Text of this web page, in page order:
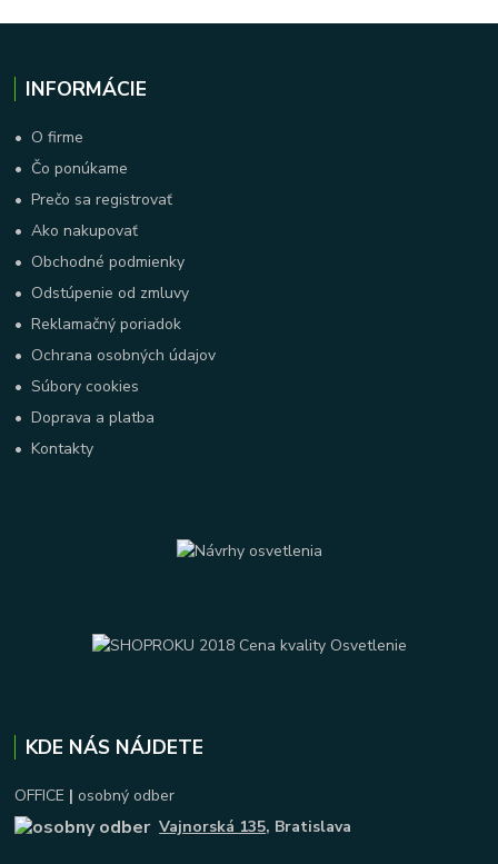
INFORMÁCIE
• O firme
• Čo ponúkame
•Prečo sa registrovať
•Ako nakupovať
• Obchodné podmienky
• Odstúpenie od zmluvy
•Reklamačný poriadok
• Ochrana osobných údajov
•Súbory cookies
•Doprava a platba
•Kontakty
KDE NÁS NÁJDETE
OFFICE | osobný odber
Vajnorská 135, Bratislava